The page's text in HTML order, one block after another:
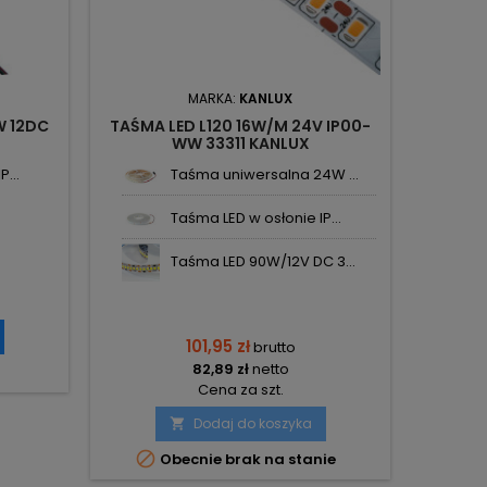
12DC
MARKA: KANLUX
TAŚMA LED L120 16W/M 24V IP00-
WW 33311 KANLUX
Taśma uniwersalna 24W ...
Taśma LED w osłonie IP...
Taśma LED 90W/12V DC 3...
101,95 złbrutto
82,89 złnetto
Cena za szt.
 Dodaj do koszyka
 Obecnie brak na stanie